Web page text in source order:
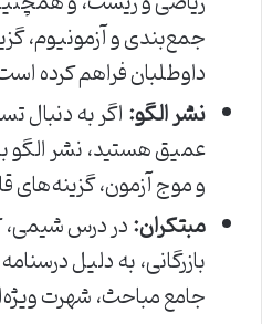
جمع‌بندی و آزمونیوم،
داوطلبان فراهم کرده
نشر الگو:اگر به
عمیق هستید، نشر
و موج آزمون، گزینه‌های
مبتکران:در درس شیمی،
بازرگانی، به دلیل
جامع مباحث، شهرت